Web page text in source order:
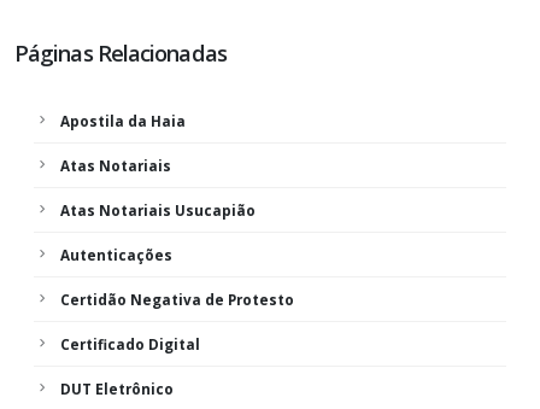
Páginas Relacionadas
Apostila da Haia
Atas Notariais
Atas Notariais Usucapião
Autenticações
Certidão Negativa de Protesto
Certificado Digital
DUT Eletrônico